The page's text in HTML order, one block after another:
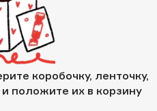
коробочку, ленточку,
положите их в корзину